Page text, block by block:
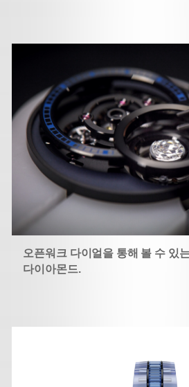
오픈워크 다이얼을 통해 볼 수 있
다이아몬드.